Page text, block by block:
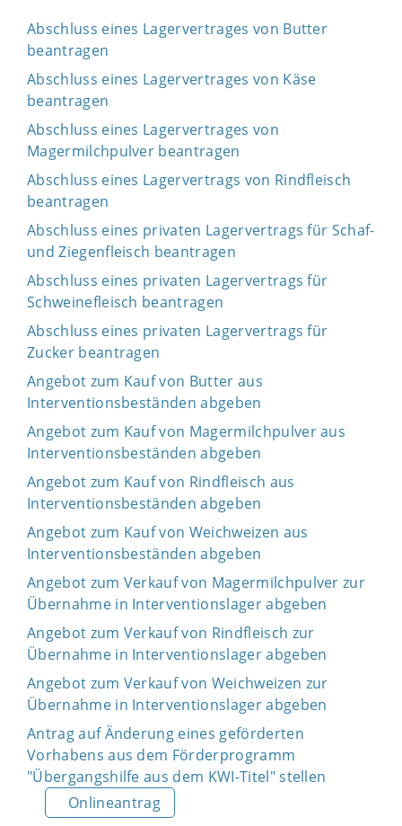
Abschluss eines Lagervertrages von Butter
beantragen
Abschluss eines Lagervertrages von Käse
beantragen
Abschluss eines Lagervertrages von
Magermilchpulver beantragen
Abschluss eines Lagervertrags von Rindfleisch
beantragen
Abschluss eines privaten Lagervertrags für Schaf-
und Ziegenfleisch beantragen
Abschluss eines privaten Lagervertrags für
Schweinefleisch beantragen
Abschluss eines privaten Lagervertrags für
Zucker beantragen
Angebot zum Kauf von Butter aus
Interventionsbeständen abgeben
Angebot zum Kauf von Magermilchpulver aus
Interventionsbeständen abgeben
Angebot zum Kauf von Rindfleisch aus
Interventionsbeständen abgeben
Angebot zum Kauf von Weichweizen aus
Interventionsbeständen abgeben
Angebot zum Verkauf von Magermilchpulver zur
Übernahme in Interventionslager abgeben
Angebot zum Verkauf von Rindfleisch zur
Übernahme in Interventionslager abgeben
Angebot zum Verkauf von Weichweizen zur
Übernahme in Interventionslager abgeben
Antrag auf Änderung eines geförderten
Vorhabens aus dem Förderprogramm
"Übergangshilfe aus dem KWI-Titel" stellen
Onlineantrag